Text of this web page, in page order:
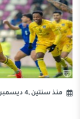
منذ سنتين ,4 ديسمبر 2024